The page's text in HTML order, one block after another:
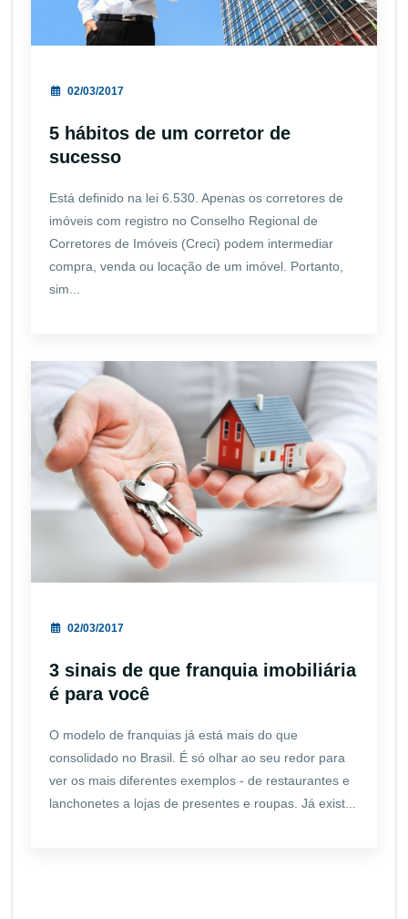
02/03/2017
5 hábitos de um corretor de
sucesso
Está definido na lei 6.530. Apenas os corretores de
imóveis com registro no Conselho Regional de
Corretores de Imóveis (Creci) podem intermediar
compra, venda ou locação de um imóvel. Portanto,
sim...
02/03/2017
3 sinais de que franquia imobiliária
é para você
O modelo de franquias já está mais do que
consolidado no Brasil. É só olhar ao seu redor para
ver os mais diferentes exemplos - de restaurantes e
lanchonetes a lojas de presentes e roupas. Já exist...